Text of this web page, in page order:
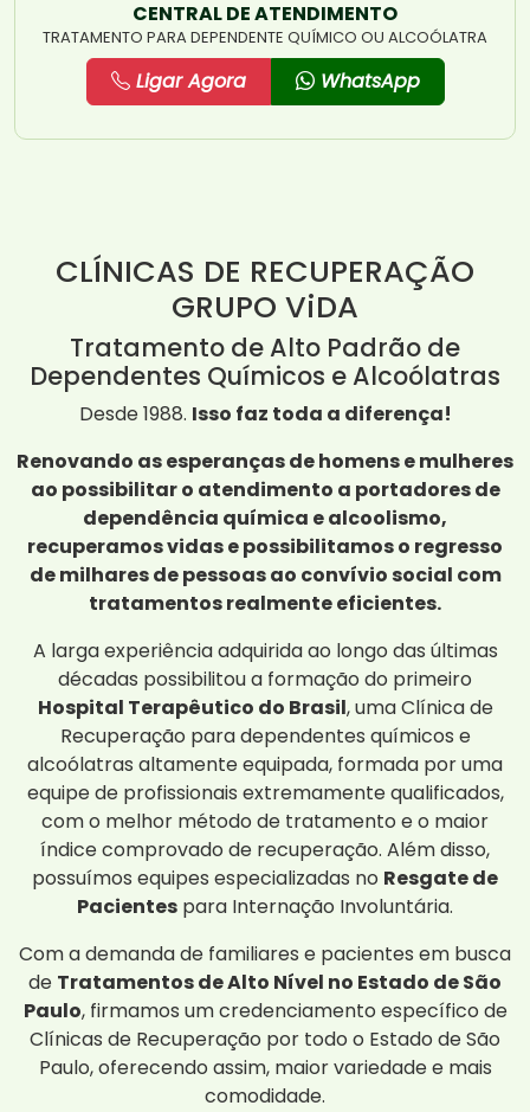
CENTRAL DE ATENDIMENTO
TRATAMENTO PARA DEPENDENTE QUÍMICO OU ALCOÓLATRA
Ligar Agora WhatsApp
CLÍNICAS DE RECUPERAÇÃO
GRUPO ViDA
Tratamento de Alto Padrão de
Dependentes Químicos e Alcoólatras
Desde 1988. Isso faz toda a diferença!
Renovando as esperanças de homens e mulheres
ao possibilitar o atendimento a portadores de
dependência química e alcoolismo,
recuperamos vidas e possibilitamos o regresso
de milhares de pessoas ao convívio social com
tratamentos realmente eficientes.
A larga experiência adquirida ao longo das últimas
décadas possibilitou a formação do primeiro
Hospital Terapêutico do Brasil, uma Clínica de
Recuperação para dependentes químicos e
alcoólatras altamente equipada, formada por uma
equipe de profissionais extremamente qualificados,
com o melhor método de tratamento e o maior
índice comprovado de recuperação. Além disso,
possuímos equipes especializadas no Resgate de
Pacientes para Internação Involuntária.
Com a demanda de familiares e pacientes em busca
de Tratamentos de Alto Nível no Estado de São
Paulo, firmamos um credenciamento específico de
Clínicas de Recuperação por todo o Estado de São
Paulo, oferecendo assim, maior variedade e mais
comodidade.